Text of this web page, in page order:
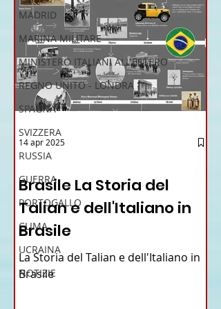
MADRID
MARINA MILITARE
MINISTERO ITALIANI ALL'ESTERO
REGNO UNITO - LONDRA
SPAGNA
SVIZZERA
RUSSIA
GUERRA
PORTOGALLO
CLIMA
UCRAINA
NOTIZIE
Brasile La Storia del
Talian e dell'Italiano in
Brasile
La Storia del Talian e dell'Italiano in
Brasile
12 - IESTV.TV WEB TV
14 apr 2025